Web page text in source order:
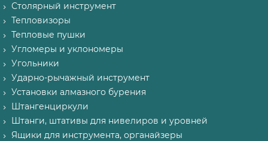
Столярный инструмент
Тепловизоры
Тепловые пушки
Угломеры и уклономеры
Угольники
Ударно-рычажный инструмент
Установки алмазного бурения
Штангенциркули
Штанги, штативы для нивелиров и уровней
Ящики для инструмента, органайзеры